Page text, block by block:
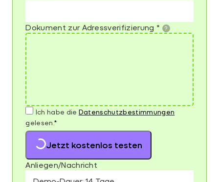
Dokument zur Adressverifizierung *
Ich habe die Datenschutz­bestimmungen
gelesen. *
Jetzt kostenlos testen
Anliegen/Nachricht